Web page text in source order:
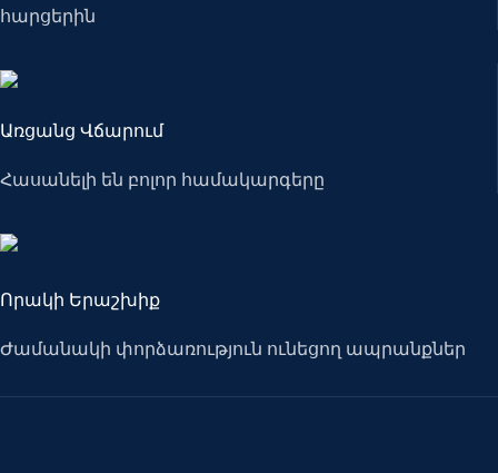
հարցերին
Առցանց Վճարում
Հասանելի են բոլոր համակարգերը
Որակի Երաշխիք
Ժամանակի փորձառություն ունեցող ապրանքներ